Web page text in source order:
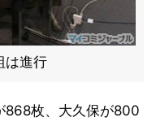
は進行
868枚、大久保が800